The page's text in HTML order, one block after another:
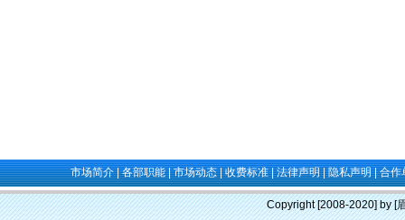
市场简介|各部职能|市场动态|收费标准|法律声明|隐私声明|合作
Copyright [2008-2020] by [